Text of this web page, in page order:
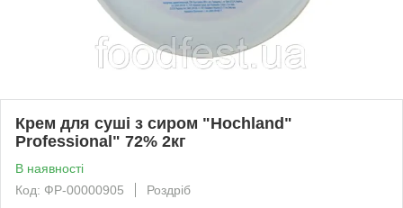
Крем для суші з сиром "Hochland"
Professional" 72% 2кг
В наявності
Код: ФР-00000905
Роздріб